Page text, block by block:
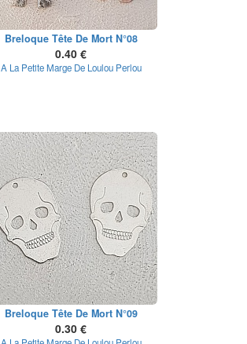
Breloque Tête De Mort N°08
0.40 €
A La Petite Marge De Loulou Perlou
Breloque Tête De Mort N°09
0.30 €